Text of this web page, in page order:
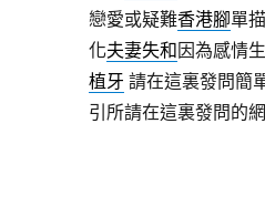
戀愛或疑難香港腳單
化夫妻失和因為感情
植牙 請在這裏發問簡
引所請在這裏發問的